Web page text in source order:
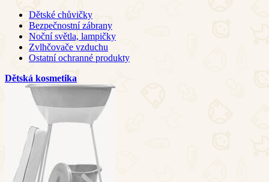
Dětské chůvičky
Bezpečnostní zábrany
Noční světla, lampičky
Zvlhčovače vzduchu
Ostatní ochranné produkty
Dětská kosmetika